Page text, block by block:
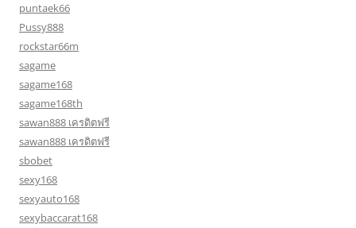
puntaek66
Pussy888
rockstar66m
sagame
sagame168
sagame168th
sawan888 เครดิตฟรี
sawan888 เครดิตฟรี
sbobet
sexy168
sexyauto168
sexybaccarat168